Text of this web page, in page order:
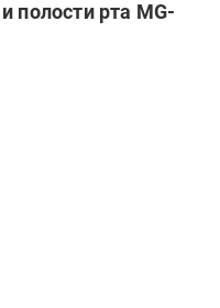
полости рта MG-